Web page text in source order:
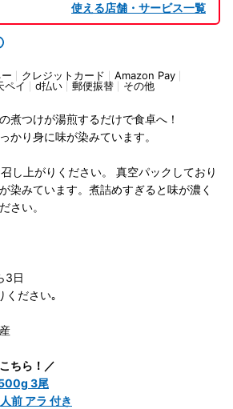
使える店舗・サービス一覧
クレジットカード
Amazon Pay
ペイ d払い 郵便振替 その他
煮つけが湯煎するだけで食卓へ！
かり身に味が染みています。
し上がりください。 真空パックしており
染みています。煮詰めすぎると味が濃く
さい。
3日
ください｡
ちら！／
3尾
前 アラ 付き